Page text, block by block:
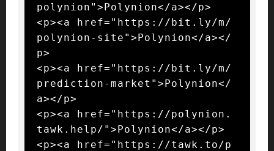
polynion">Polynion</a></p>
<p><a href="https://bit.ly/m/
polynion-site">Polynion</a></
p>
<p><a href="https://bit.ly/m/
prediction-market">Polynion</
a></p>
<p><a href="https://polynion.
tawk.help/">Polynion</a></p>
<p><a href="https://tawk.to/p